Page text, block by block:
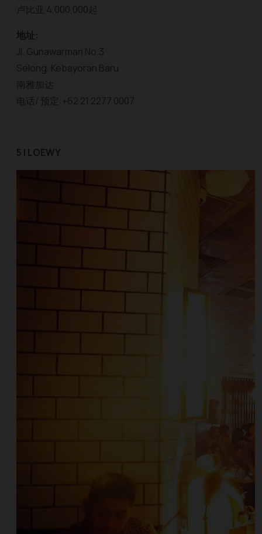
卢比亚 4,000,000起
地址:
Jl. Gunawarman No.3
Selong, Kebayoran Baru
南雅加达
电话/ 预定:+62 21 2277 0007
5 | LOEWY